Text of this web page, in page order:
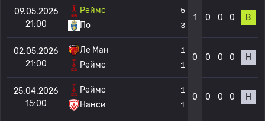
09.05.2026
21:00
Реймс
По
5
3
1 0 0 0 В
02.05.2026
21:00
Ле Ман
Реймс
1
1
0 0 0 0 Н
25.04.2026
15:00
Реймс
Нанси
1
1
0 0 0 0 Н